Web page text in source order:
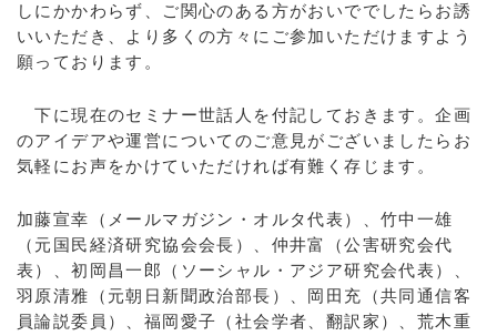
しにかかわらず、ご関心のある方がおいででしたらお誘
いいただき、より多くの方々にご参加いただけますよう
願っております。
下に現在のセミナー世話人を付記しておきます。企画
のアイデアや運営についてのご意見がございましたらお
気軽にお声をかけていただければ有難く存じます。
加藤宣幸（メールマガジン・オルタ代表）、竹中一雄
（元国民経済研究協会会長）、仲井富（公害研究会代
表）、初岡昌一郎（ソーシャル・アジア研究会代表）、
羽原清雅（元朝日新聞政治部長）、岡田充（共同通信客
員論説委員）、福岡愛子（社会学者、翻訳家）、荒木重